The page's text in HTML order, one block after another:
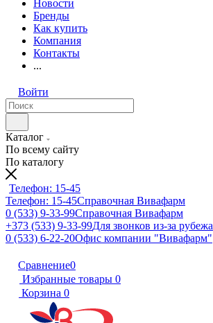
Новости
Бренды
Как купить
Компания
Контакты
...
Войти
Каталог
По всему сайту
По каталогу
Телефон: 15-45
Телефон: 15-45Справочная Вивафарм
0 (533) 9-33-99Справочная Вивафарм
+373 (533) 9-33-99Для звонков из-за рубежа
0 (533) 6-22-20Офис компании "Вивафарм"
Сравнение0
Избранные товары 0
Корзина 0